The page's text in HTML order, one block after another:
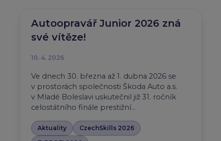
Autoopravář Junior 2026 zná
své vítěze!
10. 4. 2026
Ve dnech 30. března až 1. dubna 2026 se
v prostorách společnosti Škoda Auto a.s.
v Mladé Boleslavi uskutečnil již 31. ročník
celostátního finále prestižní…
Aktuality
CzechSkills 2026